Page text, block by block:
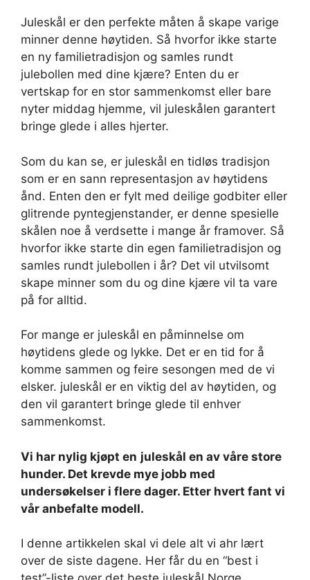
Juleskål er den perfekte måten å skape varige
minner denne høytiden. Så hvorfor ikke starte
en ny familietradisjon og samles rundt
julebollen med dine kjære? Enten du er
vertskap for en stor sammenkomst eller bare
nyter middag hjemme, vil juleskålen garantert
bringe glede i alles hjerter.
Som du kan se, er juleskål en tidløs tradisjon
som er en sann representasjon av høytidens
ånd. Enten den er fylt med deilige godbiter eller
glitrende pyntegjenstander, er denne spesielle
skålen noe å verdsette i mange år framover. Så
hvorfor ikke starte din egen familietradisjon og
samles rundt julebollen i år? Det vil utvilsomt
skape minner som du og dine kjære vil ta vare
på for alltid.
For mange er juleskål en påminnelse om
høytidens glede og lykke. Det er en tid for å
komme sammen og feire sesongen med de vi
elsker. juleskål er en viktig del av høytiden, og
den vil garantert bringe glede til enhver
sammenkomst.
Vi har nylig kjøpt en juleskål en av våre store
hunder. Det krevde mye jobb med
undersøkelser i flere dager. Etter hvert fant vi
vår anbefalte modell.
I denne artikkelen skal vi dele alt vi ahr lært
over de siste dagene. Her får du en “best i